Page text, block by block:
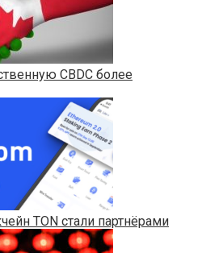
CBDC более
TON стали партнёрами